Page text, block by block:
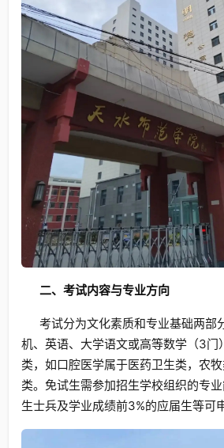
二、考试内容与专业方向
考试分为文化素质和专业基础两部
机、英语、大学语文或高等数学（3门
类，如口腔医学属于医药卫生类，农
类。免试生需参加招生学校组织的专
生士兵及学业成绩前3%的应届生等可